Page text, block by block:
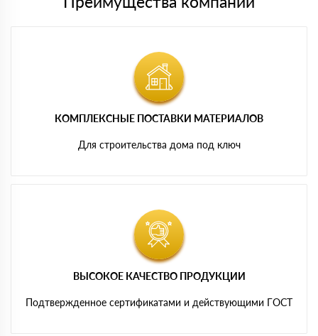
КОМПЛЕКСНЫЕ ПОСТАВКИ МАТЕРИАЛОВ
Для строительства дома под ключ
ВЫСОКОЕ КАЧЕСТВО ПРОДУКЦИИ
Подтвержденное сертификатами и действующими ГОСТ